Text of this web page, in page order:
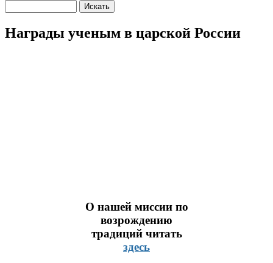
Награды ученым в царской России
О нашей миссии по
возрождению
традиций читать
здесь